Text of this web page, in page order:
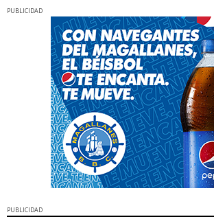
PUBLICIDAD
PUBLICIDAD